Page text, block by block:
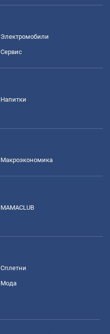
Электромобили
Сервис
Напитки
Mакроэкономика
MAMACLUB
Сплетни
Мода